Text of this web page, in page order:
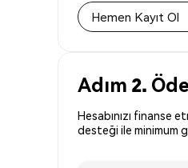
Hemen Kayıt Ol
Adım 2.
Hesabınızı finanse
desteği ile minimum